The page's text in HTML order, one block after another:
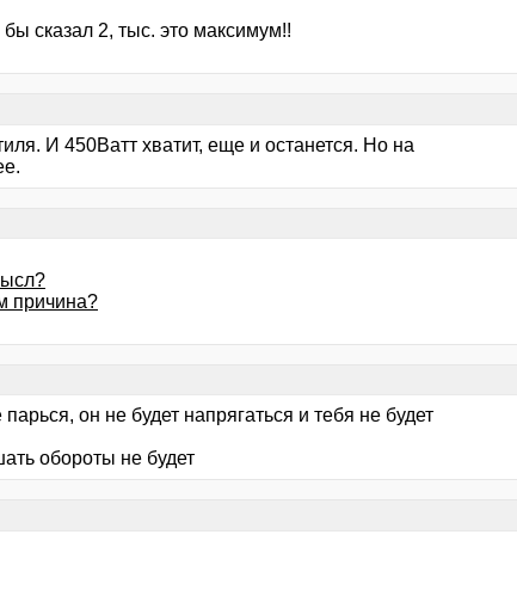
сказал 2, тыс. это максимум!!
И 450Ватт хватит, еще и останется. Но на
причина?
он не будет напрягаться и тебя не будет
обороты не будет